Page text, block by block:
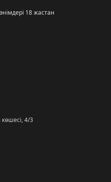
18 жастан
көшесі, 4/3